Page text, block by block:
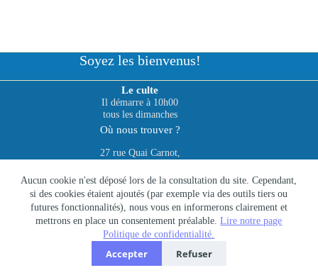
Aucun cookie n'est déposé lors de la consultation du site. Cependant,
si des cookies étaient ajoutés (par exemple via des outils tiers ou
futures fonctionnalités), nous vous en informerons clairement et
mettrons en place un consentement préalable.Lire notre page
Politique de confidentialité.
Accepter Refuser
Soyez les bienvenus!
Le culte
Il démarre à 10h00
tous les dimanches
Où nous trouver ?
27 rue Quai Carnot,
Vie Nouvelle Saumur
Nos services
Qui sommes-nous
Prédications
Contact
Mentions légales-Politique de confidentialités